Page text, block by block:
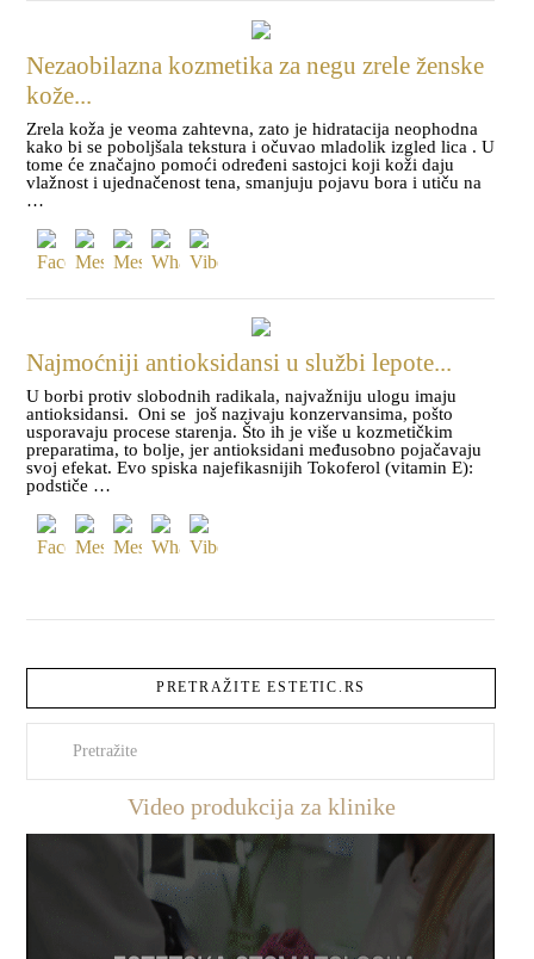
Nezaobilazna kozmetika za negu zrele ženske
kože...
Zrela koža je veoma zahtevna, zato je hidratacija neophodna
kako bi se poboljšala tekstura i očuvao mladolik izgled lica . U
tome će značajno pomoći određeni sastojci koji koži daju
vlažnost i ujednačenost tena, smanjuju pojavu bora i utiču na
…
Najmoćniji antioksidansi u službi lepote...
U borbi protiv slobodnih radikala, najvažniju ulogu imaju
antioksidansi. Oni se još nazivaju konzervansima, pošto
usporavaju procese starenja. Što ih je više u kozmetičkim
preparatima, to bolje, jer antioksidani međusobno pojačavaju
svoj efekat. Evo spiska najefikasnijih Tokoferol (vitamin E):
podstiče …
PRETRAŽITE ESTETIC.RS
Video produkcija za klinike